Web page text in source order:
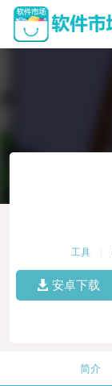
工具
安卓下载
简介